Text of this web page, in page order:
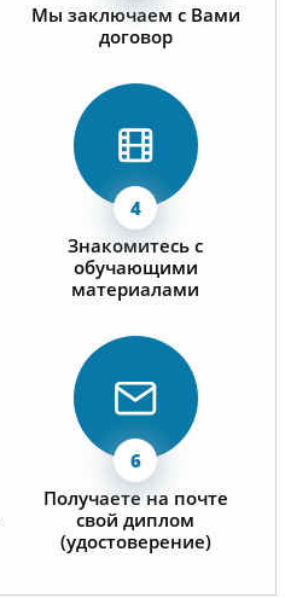
Мы заключаем с Вами
договор
Знакомитесь с
обучающими
материалами
Получаете на почте
свой диплом
(удостоверение)